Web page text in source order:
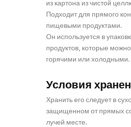
из картона из чистой
Подходит для прямого
пищевыми продуктами.
Он используется в
продуктов, которые
горячими или холодными.
Условия
Хранить его следует в
защищенном от прямых
лучей месте.